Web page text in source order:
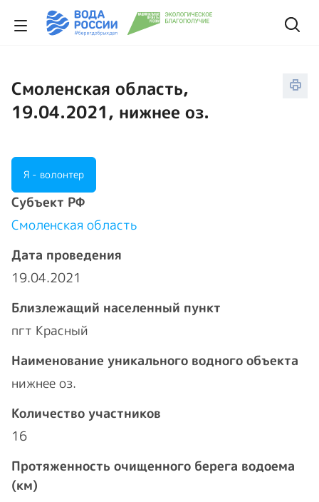
Смоленская область,
19.04.2021, нижнее оз.
Я - волонтер
Cубъект РФ
Смоленская область
Дата проведения
19.04.2021
Близлежащий населенный пункт
пгт Красный
Наименование уникального водного объекта
нижнее оз.
Количество участников
16
Протяженность очищенного берега водоема
(км)